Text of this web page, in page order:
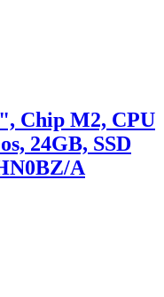
Chip M2, CPU
24GB, SSD
A